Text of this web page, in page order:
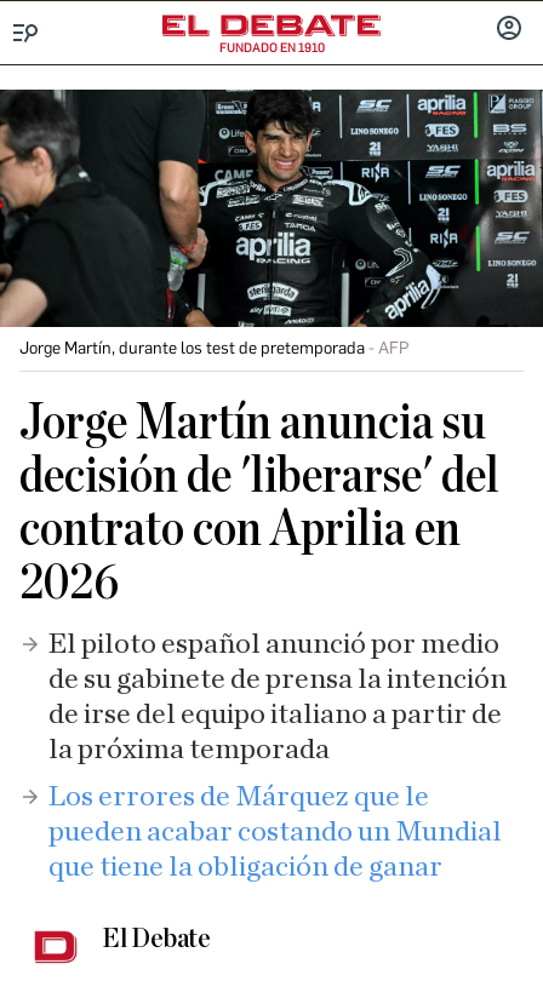
FUNDADO EN 1910
Jorge Martín, durante los test de pretemporada AFP
Jorge Martín anuncia su
decisión de 'liberarse' del
contrato con Aprilia en
2026
El piloto español anunció por medio
de su gabinete de prensa la intención
de irse del equipo italiano a partir de
la próxima temporada
Los errores de Márquez que le
pueden acabar costando un Mundial
que tiene la obligación de ganar
El Debate